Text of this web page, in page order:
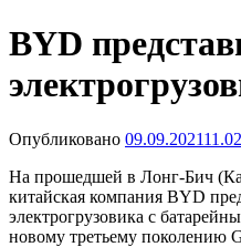
BYD
Опубликовано 09.09.2021
На прошедшей в Лонг-Бич
китайская компания BYD
электрогрузовика с
новому третьему поколению